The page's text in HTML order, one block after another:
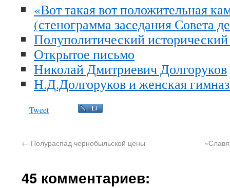
«Вот такая вот положительная
(стенограмма заседания Совета
Полуполитический
Открытое письмо
Николай Дмитриевич Долгоруков
Н.Д.Долгоруков и женская
Tweet
← Полураспад чернобыльской цены
45 комментариев: